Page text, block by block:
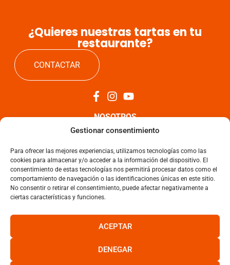
Gestionar consentimiento
Para ofrecer las mejores experiencias, utilizamos tecnologías como las
cookies para almacenar y/o acceder a la información del dispositivo. El
consentimiento de estas tecnologías nos permitirá procesar datos como el
comportamiento de navegación o las identificaciones únicas en este sitio.
No consentir o retirar el consentimiento, puede afectar negativamente a
ciertas características y funciones.
ACEPTAR
DENEGAR
¿Quieres nuestras tartas en tu
restaurante?
CONTACTAR
NOSOTROS
NOTICIAS
CONTACTO
Política de Privacidad
Política de Cookies